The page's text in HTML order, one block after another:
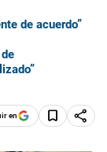
de acuerdo”
en